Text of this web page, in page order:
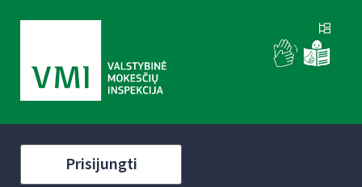
Prisijungti